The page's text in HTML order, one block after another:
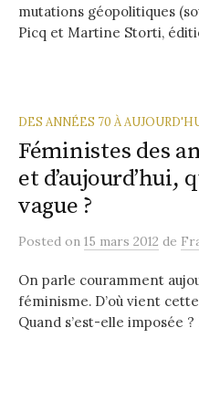
mutations géopolitiques
Picq et Martine Storti,
DES ANNÉES 70 À
Féministes des
et
vague ?
Posted on 15 mars 2012 de
On parle couramment
féminisme. D’où vient
Quand s’est-elle imposée ?